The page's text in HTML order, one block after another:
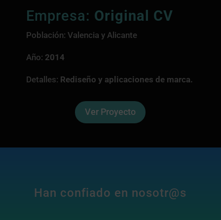
Empresa: Original CV
Población: Valencia y Alicante
Año: 2014
Detalles: Rediseño y aplicaciones de marca.
Ver Proyecto
Han confiado en nosotr@s